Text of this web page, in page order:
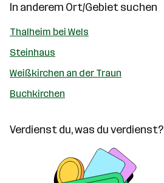
In anderem Ort/Gebiet suchen
Thalheim bei Wels
Steinhaus
Weißkirchen an der Traun
Buchkirchen
Verdienst du, was du verdienst?